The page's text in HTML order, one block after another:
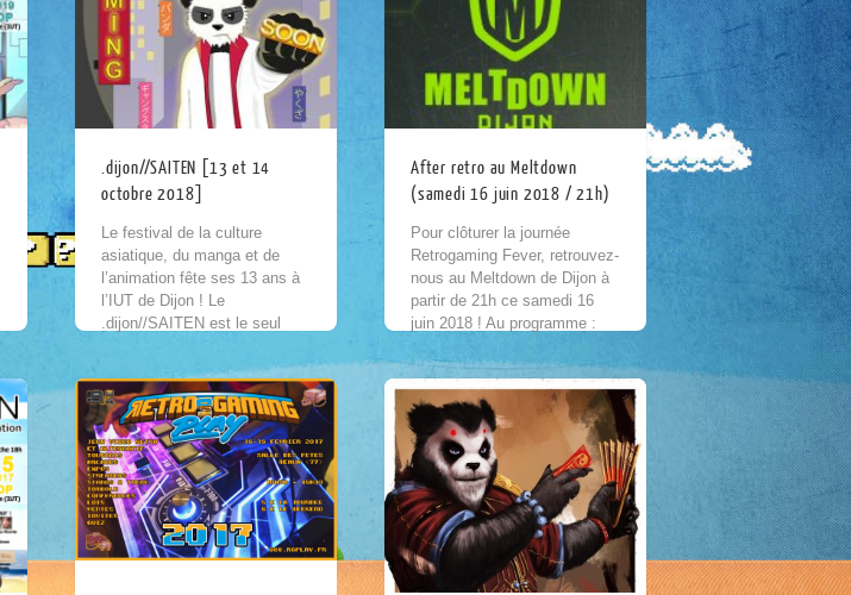
.dijon//SAITEN [13 et 14
octobre 2018]
Le festival de la culture
asiatique, du manga et de
l’animation fête ses 13 ans à
l’IUT de Dijon ! Le
.dijon//SAITEN est le seul
After retro au Meltdown
(samedi 16 juin 2018 / 21h)
Pour clôturer la journée
Retrogaming Fever, retrouvez-
nous au Meltdown de Dijon à
partir de 21h ce samedi 16
juin 2018 ! Au programme :
mythiques en...